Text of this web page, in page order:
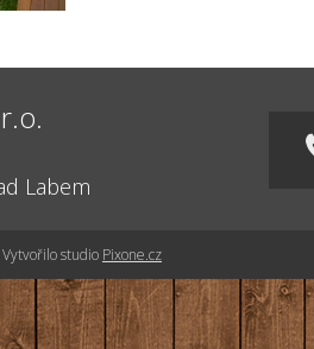
Labem
studio Pixone.cz